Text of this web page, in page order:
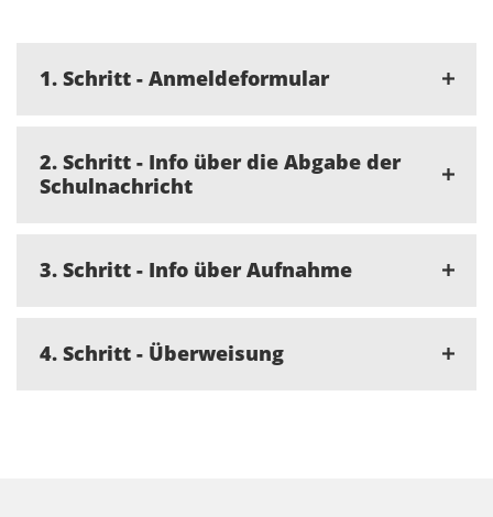
1. Schritt - Anmeldeformular
2. Schritt - Info über die Abgabe der
Schulnachricht
3. Schritt - Info über Aufnahme
4. Schritt - Überweisung